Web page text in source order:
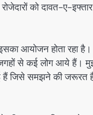
को दावत-ए-इफ्तार
आयोजन होता रहा है।
जगहों से कई लोग आये हैं।
हैं जिसे समझने की जरूरत